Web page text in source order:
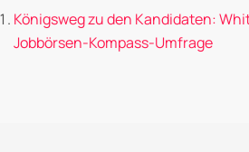
Königsweg zu den Kandidaten:
Jobbörsen-Kompass-Umfrage